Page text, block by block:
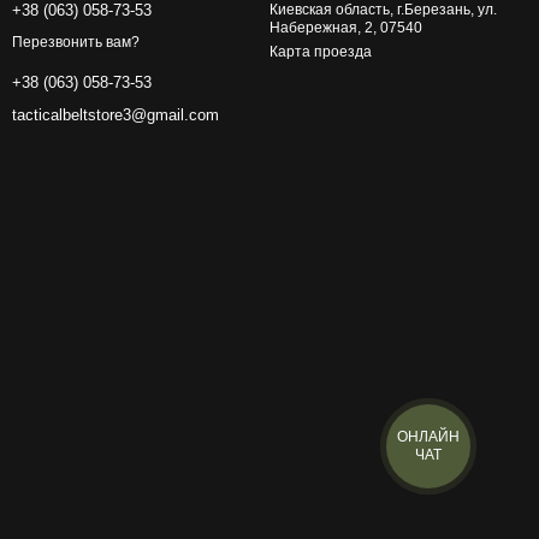
+38 (063) 058-73-53
Перезвонить вам?
+38 (063) 058-73-53
tacticalbeltstore3@gmail.com
Киевская область, г.Березань, ул.
Набережная, 2, 07540
Карта проезда
ОНЛАЙН
ЧАТ